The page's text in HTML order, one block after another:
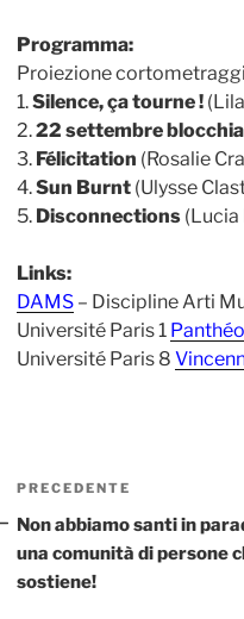
Programma:
Proiezione
1.Silence, ça tourne !
2.22 settembre
3. Félicitation (Rosalie
4.Sun Burnt (Ulysse
5. Disconnections (Lucia
Links:
DAMS – Discipline Arti
Université Paris 1
Université Paris 8
Navigazione
articoli
Articolo
precedente:
PRECEDENTE
Non abbiamo santi in
una comunità di persone
sostiene!